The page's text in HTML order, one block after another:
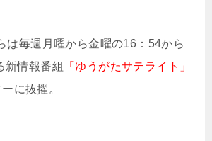
は毎週月曜から金曜の16：54から
新情報番組
「ゆうがたサテライト」
に抜擢。